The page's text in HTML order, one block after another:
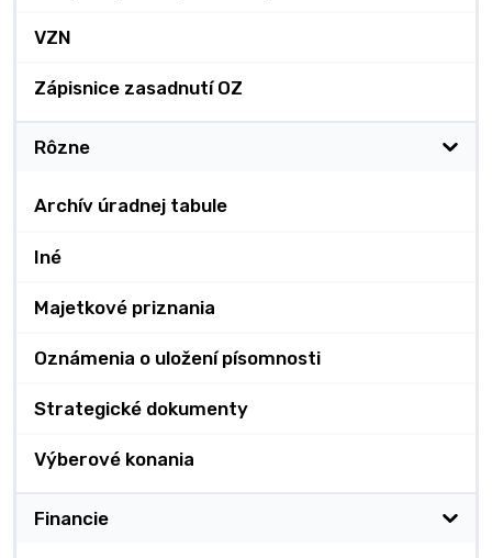
VZN
Zápisnice zasadnutí OZ
Rôzne
Archív úradnej tabule
Iné
Majetkové priznania
Oznámenia o uložení písomnosti
Strategické dokumenty
Výberové konania
Financie